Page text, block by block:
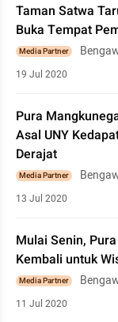
Taman Satwa
Buka Tempat
Media Partner
19 Jul 2020
Pura
Asal UNY
Derajat
Media Partner
13 Jul 2020
Mulai Senin,
Kembali untuk
Media Partner
11 Jul 2020